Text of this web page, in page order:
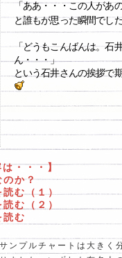
「ああ・・・この人があ
と誰もが思った瞬間でし
「どうもこんばんは。石
ん・・・」
という石井さんの挨拶で
・・・】
のか？
読む（１）
む（２）
読む
ンプルチャートは大きく